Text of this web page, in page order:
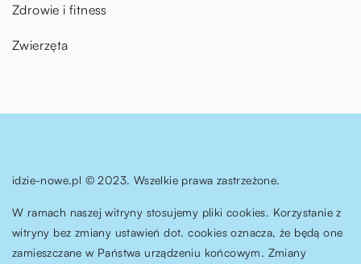
Zdrowie i fitness
Zwierzęta
idzie-nowe.pl © 2023. Wszelkie prawa zastrzeżone.
W ramach naszej witryny stosujemy pliki cookies. Korzystanie z
witryny bez zmiany ustawień dot. cookies oznacza, że będą one
zamieszczane w Państwa urządzeniu końcowym. Zmiany